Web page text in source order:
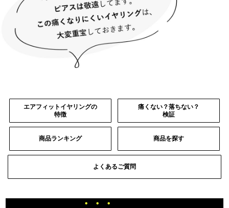
エアフィットイヤリングの
特徴
痛くない？落ちない？
検証
商品ランキング 商品を探す
よくあるご質問